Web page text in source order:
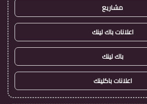
مشاريع
اعلانات باك لينك
باك لينك
اعلانات باكلينك